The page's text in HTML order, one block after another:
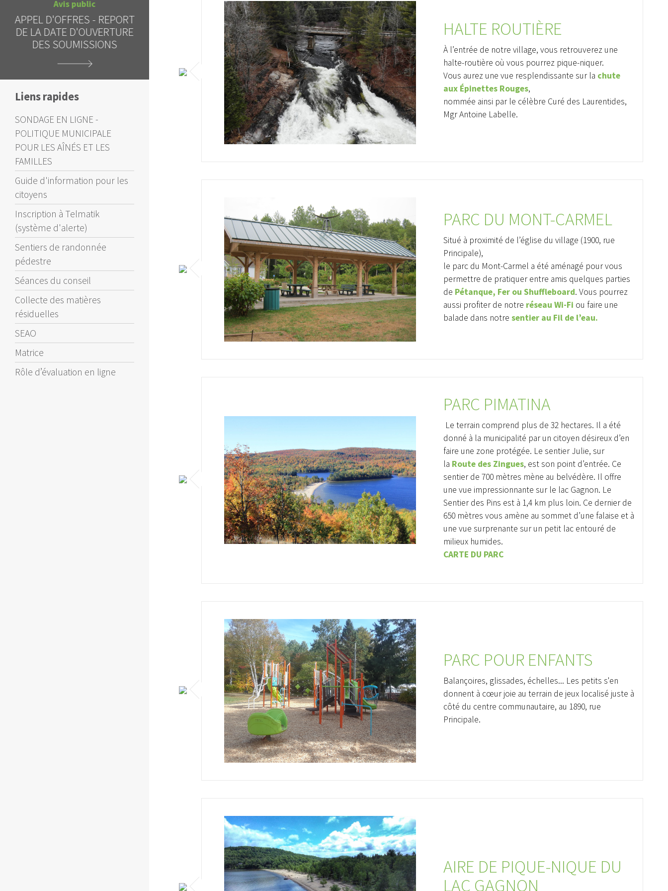
Avis public
APPEL D'OFFRES - REPORT
DE LA DATE D'OUVERTURE
DES SOUMISSIONS
Alerte
INTERDICTION DE FEUX À
CIEL OUVERT
Avis public
DÉROGATION MINEURE,
ZONE 107-M
Projet : Réfection de route
et ponceaux
Liens rapides
SONDAGE EN LIGNE -
POLITIQUE MUNICIPALE
POUR LES AÎNÉS ET LES
FAMILLES
Guide d'information pour les
citoyens
Inscription à Telmatik
(système d'alerte)
Sentiers de randonnée
pédestre
Séances du conseil
Collecte des matières
résiduelles
SEAO
Matrice
Rôle d’évaluation en ligne
HALTE ROUTIÈRE
À l’entrée de notre village, vous retrouverez une
halte-routière où vous pourrez pique-niquer.
Vous aurez une vue resplendissante sur la chute
aux Épinettes Rouges,
nommée ainsi par le célèbre Curé des Laurentides,
Mgr Antoine Labelle.
PARC DU MONT-CARMEL
Situé à proximité de l’église du village (1900, rue
Principale),
le parc du Mont-Carmel a été aménagé pour vous
permettre de pratiquer entre amis quelques parties
de Pétanque, Fer ou Shuffleboard. Vous pourrez
aussi profiter de notre réseau Wi-Fi ou faire une
balade dans notresentier au Fil de l’eau.
PARC PIMATINA
Le terrain comprend plus de 32 hectares. Il a été
donné à la municipalité par un citoyen désireux d’en
faire une zone protégée. Le sentier Julie, sur
la Route des Zingues, est son point d’entrée. Ce
sentier de 700 mètres mène au belvédère. Il offre
une vue impressionnante sur le lac Gagnon. Le
Sentier des Pins est à 1,4 km plus loin. Ce dernier de
650 mètres vous amène au sommet d’une falaise et à
une vue surprenante sur un petit lac entouré de
milieux humides.
CARTE DU PARC
PARC POUR ENFANTS
Balançoires, glissades, échelles... Les petits s'en
donnent à cœur joie au terrain de jeux localisé juste à
côté du centre communautaire, au 1890, rue
Principale.
AIRE DE PIQUE-NIQUE DU
LAC GAGNON